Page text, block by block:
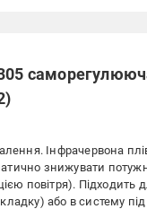
Інфрачервона
знижувати
повітря). Підходить
або в систему